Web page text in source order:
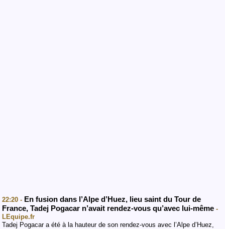
22:20 - En fusion dans l’Alpe d’Huez, lieu saint du Tour de
France, Tadej Pogacar n’avait rendez-vous qu’avec lui-même -
LEquipe.fr
Tadej Pogacar a été à la hauteur de son rendez-vous avec l’Alpe d’Huez,